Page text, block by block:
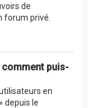
de
forum privé.
comment puis-
en
depuis le